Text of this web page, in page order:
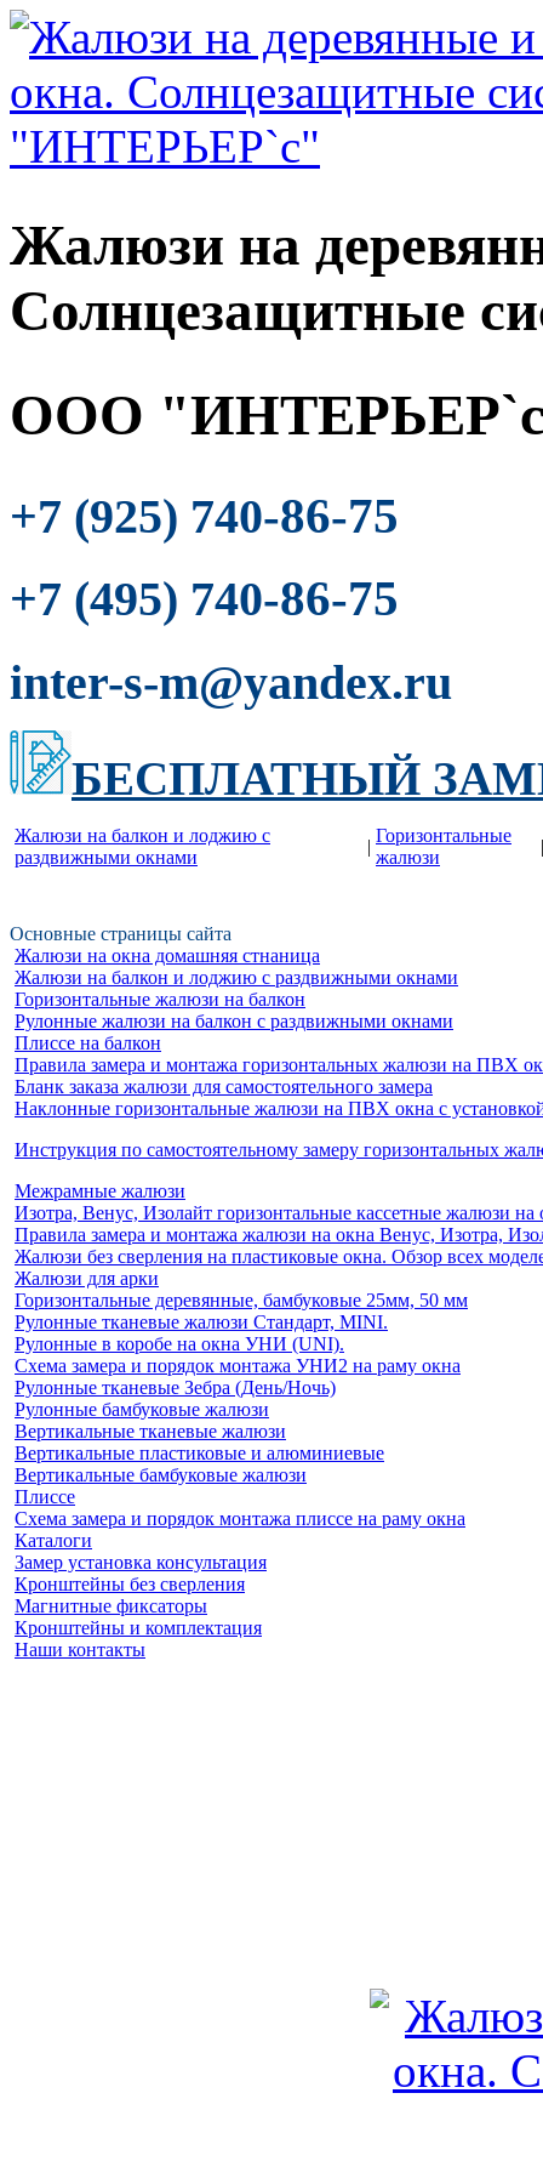
Жалюзи на
Солнцезащитные
ООО
+7 (925) 740-86-75
+7 (495) 740-86-75
inter-s-m@yandex.ru
БЕСПЛАТНЫЙ
Жалюзи на балкон и лоджию c
раздвижными окнами
|
Горизонтальные
жалюзи
|
Основные страницы сайта
Жалюзи на окна домашняя стнаница
Жалюзи на балкон и лоджию c раздвижными окнами
Горизонтальные жалюзи на балкон
Рулонные жалюзи на балкон с раздвижными окнами
Плиссе на балкон
Правила замера и монтажа горизонтальных жалюзи на ПВХ
Бланк заказа жалюзи для самостоятельного замера
Наклонные горизонтальные жалюзи на ПВХ окна с
Инструкция по самостоятельному замеру горизонтальных
Межрамные жалюзи
Изотра, Венус, Изолайт горизонтальные кассетные жалюзи на
Правила замера и монтажа жалюзи на окна Венус, Изотра,
Жалюзи без сверления на пластиковые окна. Обзор всех
Жалюзи для арки
Горизонтальные деревянные, бамбуковые 25мм, 50 мм
Рулонные тканевые жалюзи Стандарт, MINI.
Рулонные в коробе на окна УНИ (UNI).
Схема замера и порядок монтажа УНИ2 на раму окна
Рулонные тканевые Зебра (День/Ночь)
Рулонные бамбуковые жалюзи
Вертикальные тканевые жалюзи
Вертикальные пластиковые и алюминиевые
Вертикальные бамбуковые жалюзи
Плиссе
Схема замера и порядок монтажа плиссе на раму окна
Каталоги
Замер установка консультация
Кронштейны без сверления
Магнитные фиксаторы
Кронштейны и комплектация
Наши контакты